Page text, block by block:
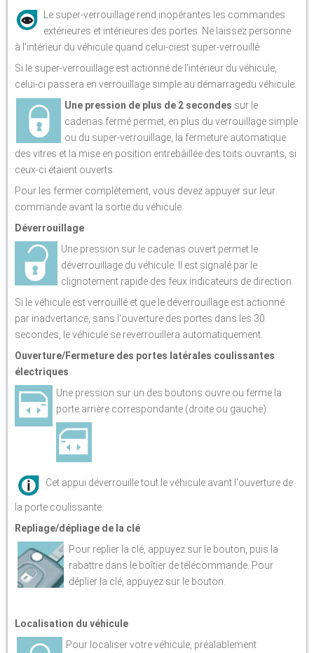
Le super-verrouillage rend inopérantes les commandes
extérieures et intérieures des portes. Ne laissez personne
à l'intérieur du véhicule quand celui-ciest super-verrouillé.
Si le super-verrouillage est actionné de l'intérieur du véhicule,
celui-ci passera en verrouillage simple au démarragedu véhicule.
Une pression de plus de 2 secondes sur le
cadenas fermé permet, en plus du verrouillage simple
ou du super-verrouillage, la fermeture automatique
des vitres et la mise en position entrebâillée des toits ouvrants, si
ceux-ci étaient ouverts.
Pour les fermer complètement, vous devez appuyer sur leur
commande avant la sortie du véhicule.
Déverrouillage
Une pression sur le cadenas ouvert permet le
déverrouillage du véhicule. Il est signalé par le
clignotement rapide des feux indicateurs de direction.
Si le véhicule est verrouillé et que le déverrouillage est actionné
par inadvertance, sans l'ouverture des portes dans les 30
secondes, le véhicule se reverrouillera automatiquement.
Ouverture/Fermeture des portes latérales coulissantes
électriques
Une pression sur un des boutons ouvre ou ferme la
porte arrière correspondante (droite ou gauche).
Cet appui déverrouille tout le véhicule avant l'ouverture de
la porte coulissante.
Repliage/dépliage de la clé
Pour replier la clé, appuyez sur le bouton, puis la
rabattre dans le boîtier de télécommande. Pour
déplier la clé, appuyez sur le bouton.
Localisation du véhicule
Pour localiser votre véhicule, préalablement